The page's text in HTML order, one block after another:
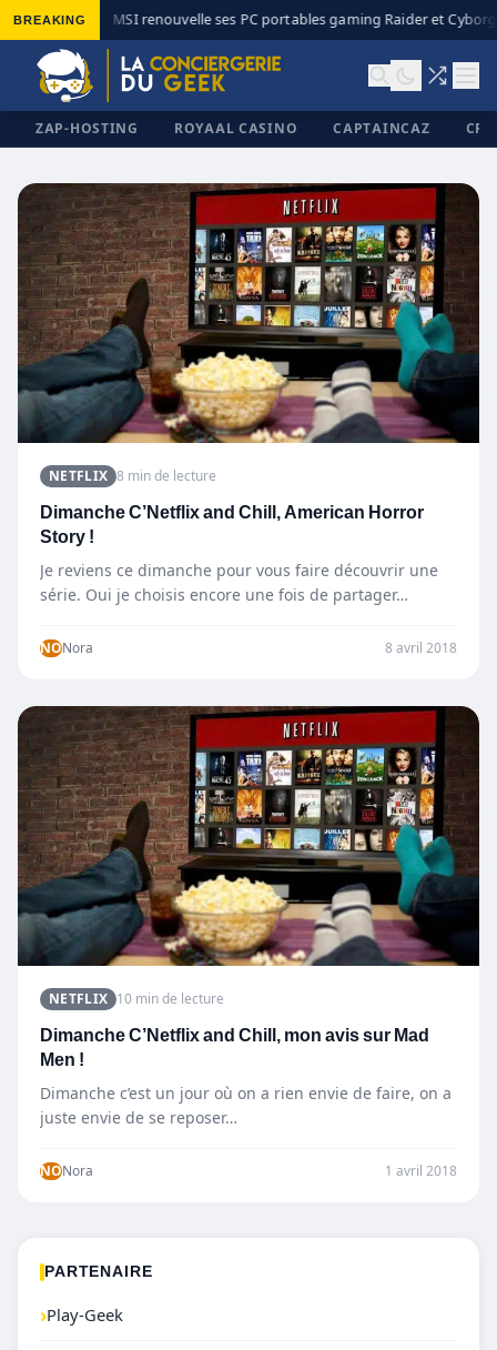
BREAKING MSI renouvelle ses PC portables gaming Raider et
ZAP-HOSTING ROYAAL CASINO CAPTAINCAZ
✕
NETFLIX 8 min de lecture
Dimanche C’Netflix and Chill, American Horror
Story !
Je reviens ce dimanche pour vous faire découvrir une
série. Oui je choisis encore une fois de partager…
NONora 8 avril 2018
NETFLIX 10 min de lecture
Dimanche C’Netflix and Chill, mon avis sur Mad
Men !
Dimanche c’est un jour où on a rien envie de faire, on a
juste envie de se reposer…
NONora 1 avril 2018
PARTENAIRE
›Play-Geek